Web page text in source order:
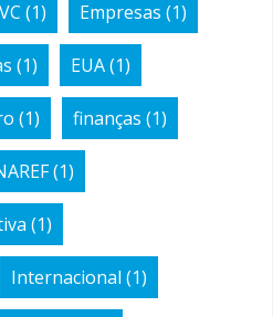
(1) Empresas (1)
(1) EUA(1)
(1) finanças (1)
(1)
(1)
Internacional (1)